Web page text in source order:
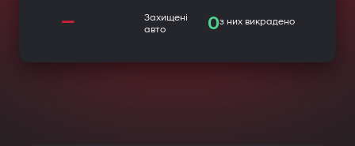
—
Захищені
авто
0з них викрадено